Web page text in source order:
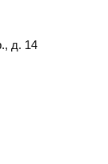
д. 14